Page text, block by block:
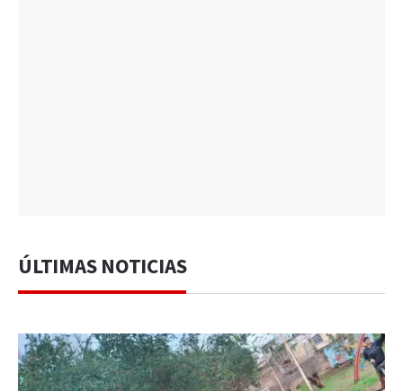
ÚLTIMAS NOTICIAS